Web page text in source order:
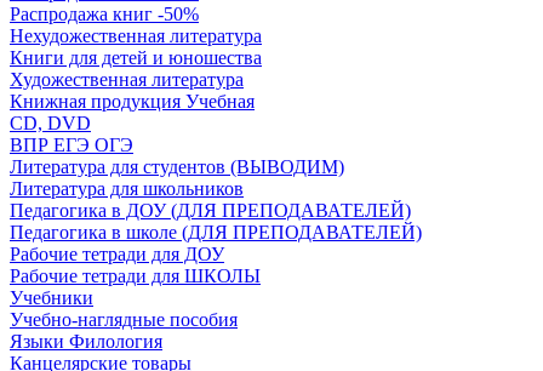
Распродажа книг -50%
Нехудожественная литература
Книги для детей и юношества
Художественная литература
Книжная продукция Учебная
CD, DVD
ВПР ЕГЭ ОГЭ
Литература для студентов (ВЫВОДИМ)
Литература для школьников
Педагогика в ДОУ (ДЛЯ ПРЕПОДАВАТЕЛЕЙ)
Педагогика в школе (ДЛЯ ПРЕПОДАВАТЕЛЕЙ)
Рабочие тетради для ДОУ
Рабочие тетради для ШКОЛЫ
Учебники
Учебно-наглядные пособия
Языки Филология
Канцелярские товары